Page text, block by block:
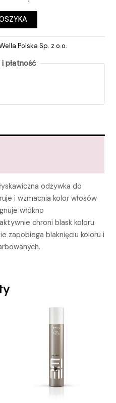
Polska Sp. z o.o.
płatność
odżywka do
i wzmacnia kolor włosów
włókno
chroni blask koloru
zapobiega blaknięciu koloru i